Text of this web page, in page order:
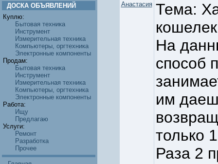
ДОСКА ОБЪЯВЛЕНИЙ
Куплю:
Бытовая техника
Инструмент
Измерительная техника
Компьютеры, оргтехника
Электронные компоненты
Продам:
Бытовая техника
Инструмент
Измерительная техника
Компьютеры, оргтехника
Электронные компоненты
Работа:
Ищу
Предлагаю
Услуги:
Ремонт
Разработка
Прочее
Анастасия Тема:
На
способ
им
только
Раза 2